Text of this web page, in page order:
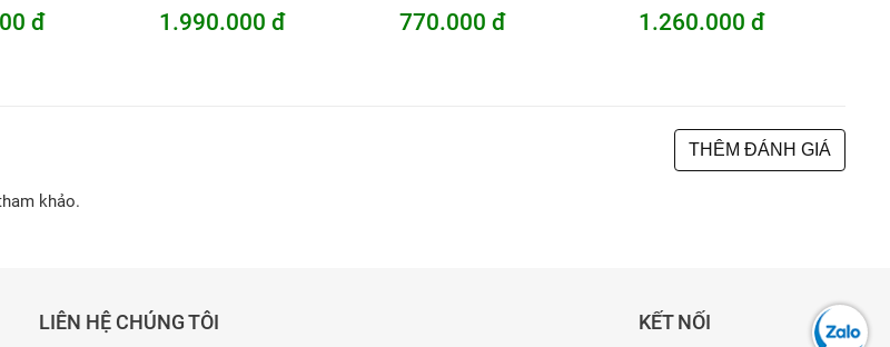
đ 1.990.000 đ 770.000 đ 1.260.000 đ
THÊM ĐÁNH GIÁ
khảo.
LIÊN HỆ CHÚNG TÔI KẾT NỐI